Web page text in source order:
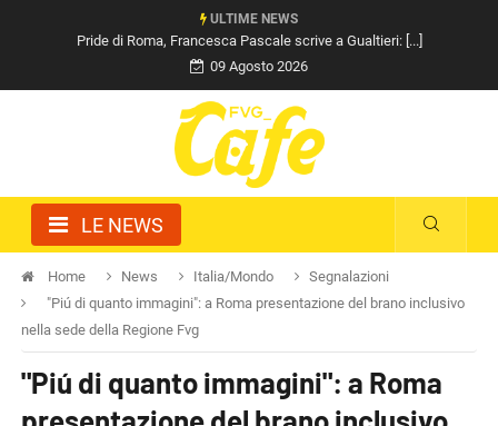
ULTIME NEWS
Pride di Roma, Francesca Pascale scrive a Gualtieri: [...]
09 Agosto 2026
LE NEWS
Home News Italia/Mondo
Segnalazioni
"Piú di quanto immagini": a Roma presentazione del brano inclusivo
nella sede della Regione Fvg
"Piú di quanto immagini": a Roma